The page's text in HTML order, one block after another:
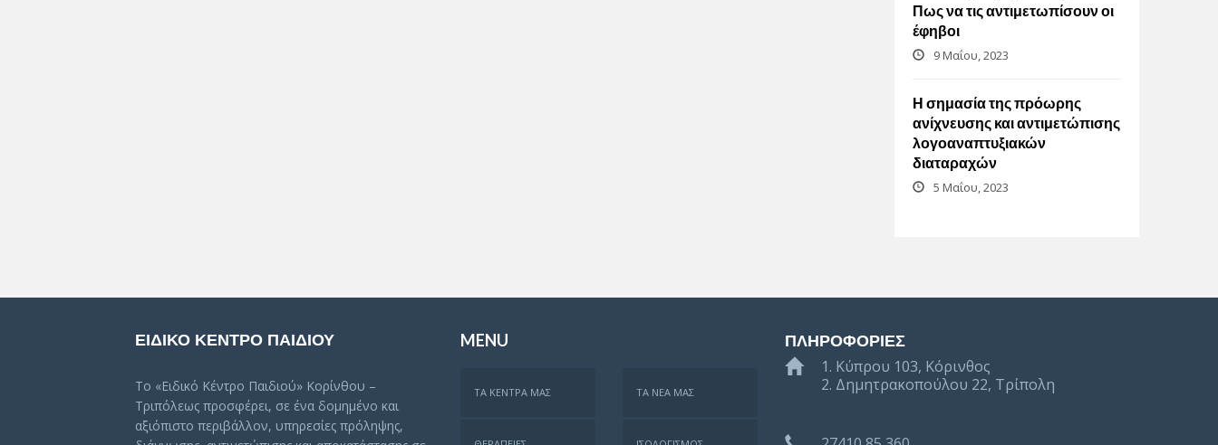
Πως να τις αντιμετωπίσουν οι
έφηβοι
9 Μαΐου, 2023
Η σημασία της πρόωρης
ανίχνευσης και αντιμετώπισης
λογοαναπτυξιακών
διαταραχών
5 Μαΐου, 2023
ΕΙΔΙΚΟ ΚΕΝΤΡΟ ΠΑΙΔΙΟΥ
Το «Ειδικό Κέντρο Παιδιού» Κορίνθου –
Τριπόλεως προσφέρει, σε ένα δομημένο και
αξιόπιστο περιβάλλον, υπηρεσίες πρόληψης,
MENU
ΤΑ ΚΈΝΤΡΑ ΜΑΣ ΤΑ ΝΈΑ ΜΑΣ
ΠΛΗΡΟΦΟΡΙΕΣ
1. Κύπρου 103, Κόρινθος
2. Δημητρακοπούλου 22, Τρίπολη